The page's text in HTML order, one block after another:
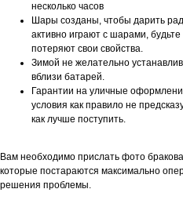
несколько часов
Шары созданы, чтобы дарить
активно играют с шарами,
потеряют свои свойства.
Зимой не желательно
вблизи батарей.
Гарантии на уличные
условия как правило не
как лучше поступить.
Вам необходимо прислать фото
которые постараются максимально
решения проблемы.